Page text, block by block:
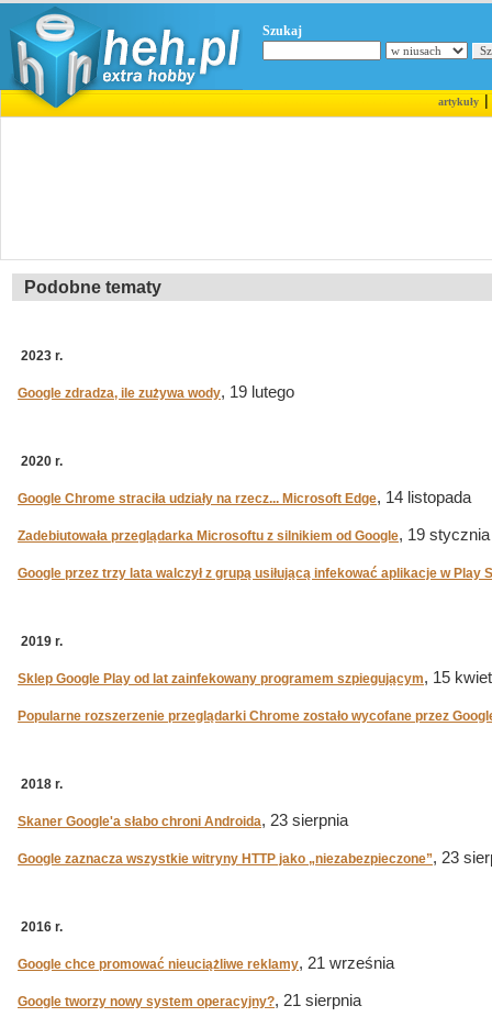
Szukaj
artykuły|
Podobne tematy
2023 r.
Google zdradza, ile zużywa wody, 19 lutego
2020 r.
Google Chrome straciła udziały na rzecz... Microsoft Edge, 14 listopada
Zadebiutowała przeglądarka Microsoftu z silnikiem od Google, 19 stycznia
Google przez trzy lata walczył z grupą usiłującą infekować aplikacje w Play
2019 r.
Sklep Google Play od lat zainfekowany programem szpiegującym, 15
Popularne rozszerzenie przeglądarki Chrome zostało wycofane przez
2018 r.
Skaner Google'a słabo chroni Androida, 23 sierpnia
Google zaznacza wszystkie witryny HTTP jako „niezabezpieczone”, 23
2016 r.
Google chce promować nieuciążliwe reklamy, 21 września
Google tworzy nowy system operacyjny?, 21 sierpnia